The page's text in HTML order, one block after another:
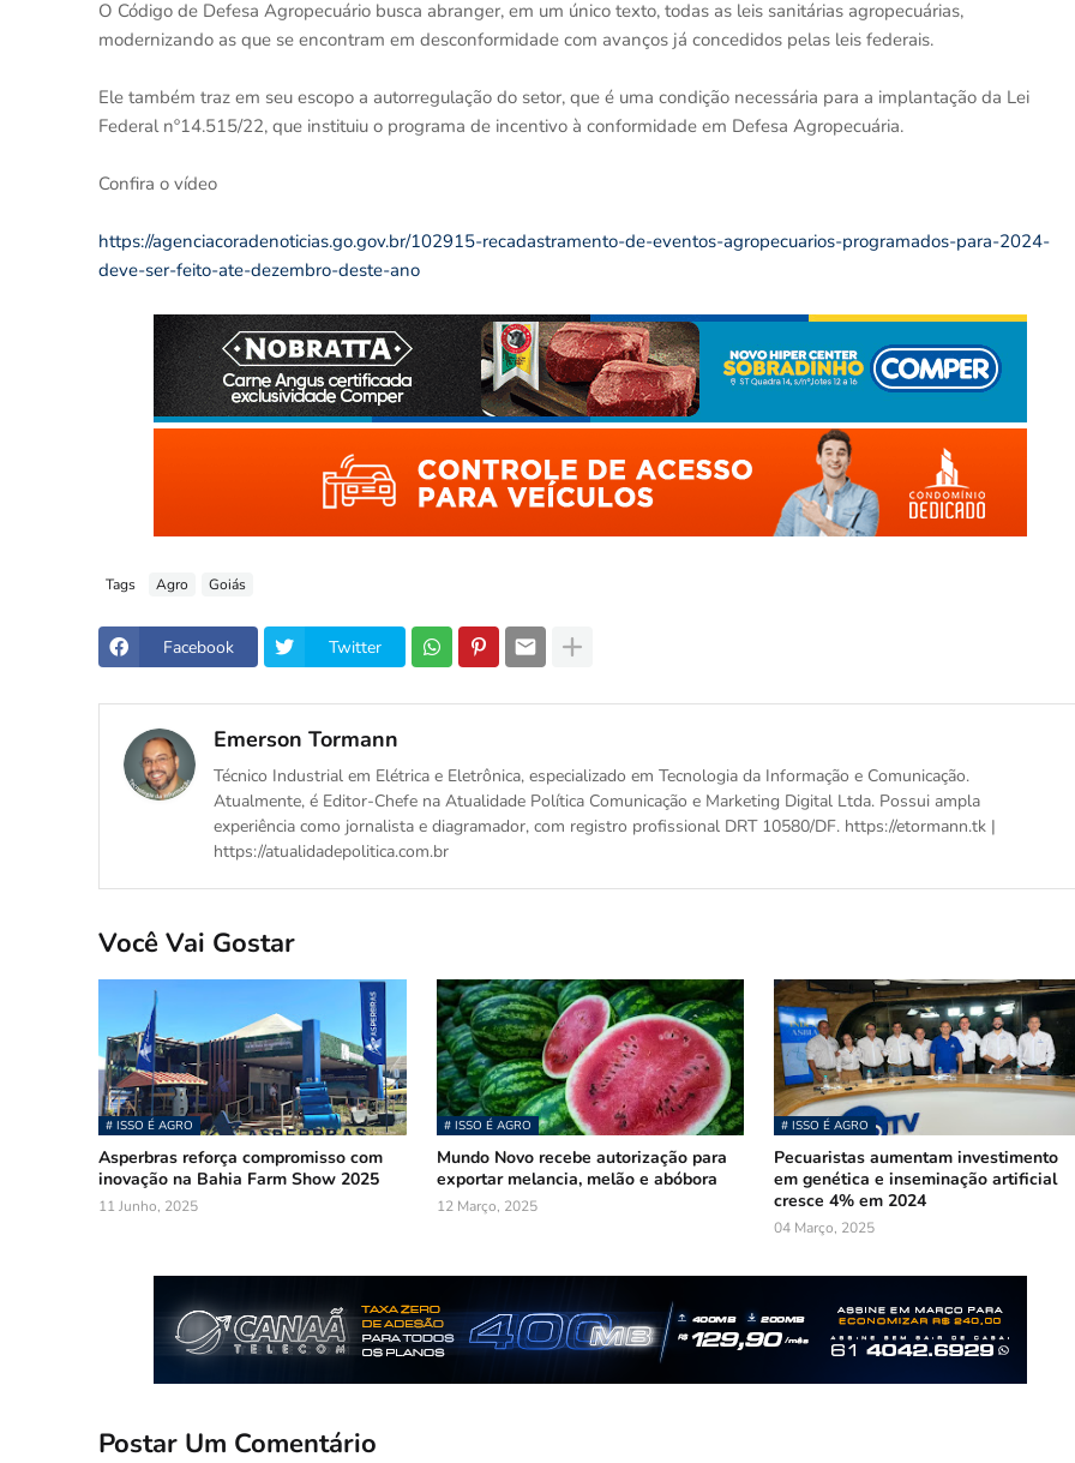
O Código de Defesa Agropecuário busca abranger, em um único texto, todas as leis sanitárias agropecuárias,
modernizando as que se encontram em desconformidade com avanços já concedidos pelas leis federais.
Ele também traz em seu escopo a autorregulação do setor, que é uma condição necessária para a implantação da Lei
Federal nº14.515/22, que instituiu o programa de incentivo à conformidade em Defesa Agropecuária.
Confira o vídeo
https://agenciacoradenoticias.go.gov.br/102915-recadastramento-de-eventos-agropecuarios-programados-para-2024-
deve-ser-feito-ate-dezembro-deste-ano
Tags Agro Goiás
Facebook Twitter
Emerson Tormann
Técnico Industrial em Elétrica e Eletrônica, especializado em Tecnologia da Informação e Comunicação.
Atualmente, é Editor-Chefe na Atualidade Política Comunicação e Marketing Digital Ltda. Possui ampla
experiência como jornalista e diagramador, com registro profissional DRT 10580/DF. https://etormann.tk |
https://atualidadepolitica.com.br
Você Vai Gostar
# ISSO É AGRO
Asperbras reforça compromisso com
inovação na Bahia Farm Show 2025
11 Junho, 2025
# ISSO É AGRO
Mundo Novo recebe autorização para
exportar melancia, melão e abóbora
12 Março, 2025
# ISSO É AGRO
Pecuaristas aumentam investimento
em genética e inseminação artificial
cresce 4% em 2024
04 Março, 2025
Postar Um Comentário